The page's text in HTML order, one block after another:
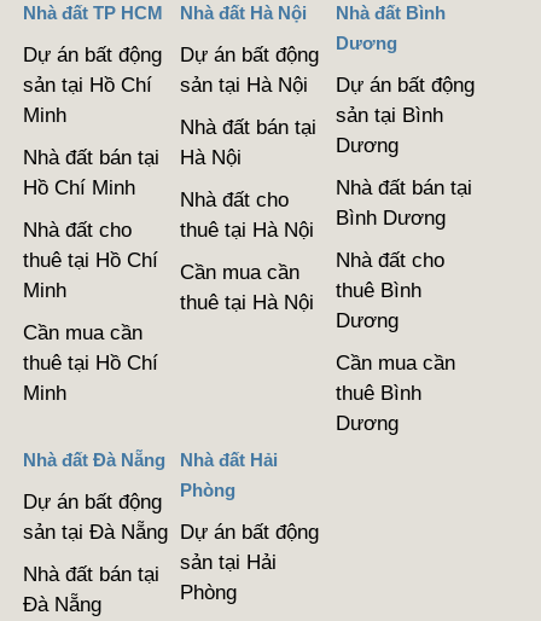
Nhà đất TP HCM
Dự án bất động
sản tại Hồ Chí
Minh
Nhà đất bán tại
Hồ Chí Minh
Nhà đất cho
thuê tại Hồ Chí
Minh
Cần mua cần
thuê tại Hồ Chí
Minh
Nhà đất Hà Nội
Dự án bất động
sản tại Hà Nội
Nhà đất bán tại
Hà Nội
Nhà đất cho
thuê tại Hà Nội
Cần mua cần
thuê tại Hà Nội
Nhà đất Bình
Dương
Dự án bất động
sản tại Bình
Dương
Nhà đất bán tại
Bình Dương
Nhà đất cho
thuê Bình
Dương
Cần mua cần
thuê Bình
Dương
Nhà đất Đà Nẵng
Dự án bất động
sản tại Đà Nẵng
Nhà đất bán tại
Đà Nẵng
Nhà đất Hải
Phòng
Dự án bất động
sản tại Hải
Phòng